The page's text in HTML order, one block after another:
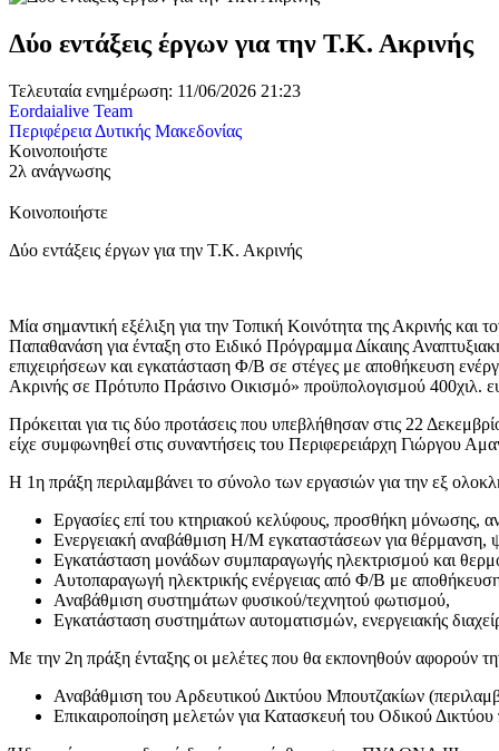
Δύο εντάξεις έργων για την Τ.Κ. Ακρινής
Τελευταία ενημέρωση: 11/06/2026 21:23
Eordaialive Team
Περιφέρεια Δυτικής Μακεδονίας
Κοινοποιήστε
2λ ανάγνωσης
Κοινοποιήστε
Δύο εντάξεις έργων για την Τ.Κ. Ακρινής
Μία σημαντική εξέλιξη για την Τοπική Κοινότητα της Ακρινής
Παπαθανάση για ένταξη στο Ειδικό Πρόγραμμα Δίκαιης
επιχειρήσεων και εγκατάσταση Φ/Β σε στέγες με αποθήκευση
Ακρινής σε Πρότυπο Πράσινο Οικισμό» προϋπολογισμού 400χιλ.
Πρόκειται για τις δύο προτάσεις που υπεβλήθησαν στις 22
είχε συμφωνηθεί στις συναντήσεις του Περιφερειάρχη Γιώργου
Η 1η πράξη περιλαμβάνει το σύνολο των εργασιών για την εξ
Εργασίες επί του κτηριακού κελύφους, προσθήκη μόνωσης,
Ενεργειακή αναβάθμιση Η/Μ εγκαταστάσεων για
Εγκατάσταση μονάδων συμπαραγωγής ηλεκτρισμού και
Αυτοπαραγωγή ηλεκτρικής ενέργειας από Φ/Β με
Αναβάθμιση συστημάτων φυσικού/τεχνητού φωτισμού,
Εγκατάσταση συστημάτων αυτοματισμών, ενεργειακής
Με την 2η πράξη ένταξης οι μελέτες που θα εκπονηθούν αφορούν
Αναβάθμιση του Αρδευτικού Δικτύου Μπουτζακίων
Επικαιροποίηση μελετών για Κατασκευή του Οδικού